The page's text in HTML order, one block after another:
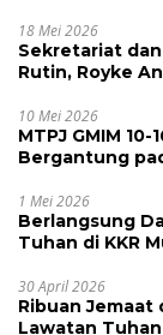
18 Mei 2026
Sekretariat
Rutin, Royke
10 Mei 2026
MTPJ GMIM
Bergantung
1 Mei 2026
Berlangsung
Tuhan di KKR Mujizat Kesembuhan ‘Waktunya Sudah
30 April 2026
Ribuan Jemaat
Lawatan Tuhan di KKR Mujizat Kesembuhan